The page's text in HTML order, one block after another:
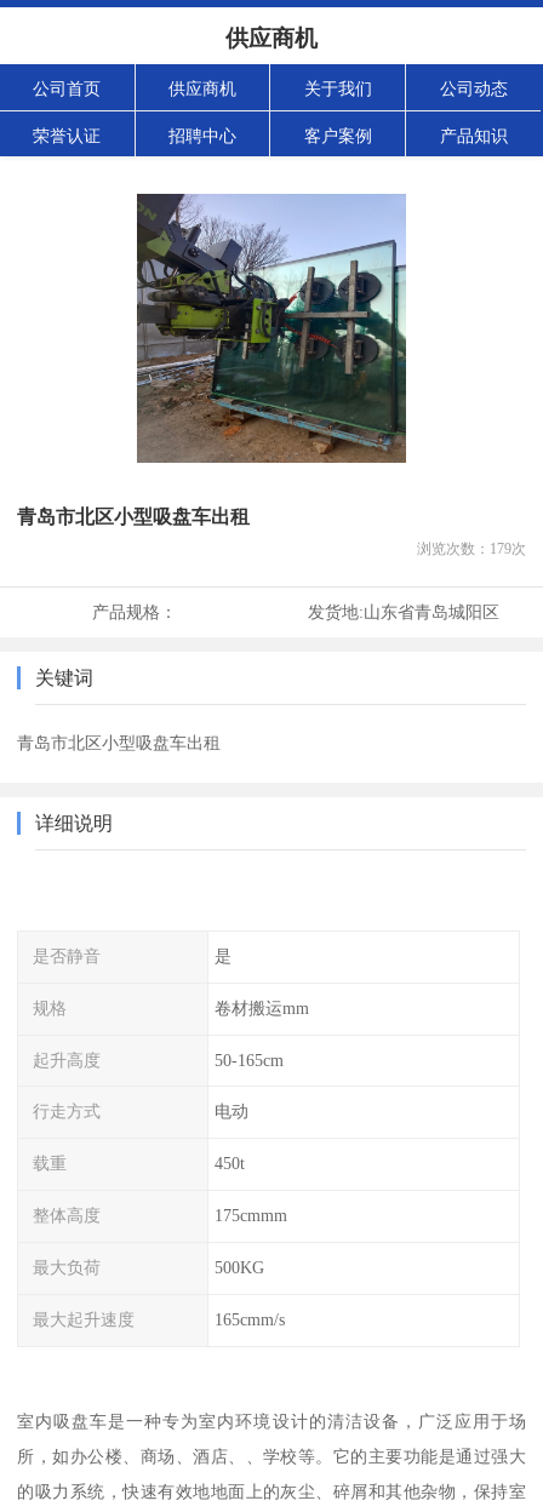
供应商机
公司首页 供应商机 关于我们 公司动态
荣誉认证 招聘中心 客户案例 产品知识
青岛市北区小型吸盘车出租
浏览次数： 179次
产品规格： 发货地:山东省青岛城阳区
关键词
青岛市北区小型吸盘车出租
详细说明
是否静音 是
规格 卷材搬运mm
起升高度 50-165cm
行走方式 电动
载重 450t
整体高度 175cmmm
最大负荷 500KG
最大起升速度 165cmm/s
室内吸盘车是一种专为室内环境设计的清洁设备，广泛应用于场
所，如办公楼、商场、酒店、、学校等。它的主要功能是通过强大
的吸力系统，快速有效地地面上的灰尘、碎屑和其他杂物，保持室